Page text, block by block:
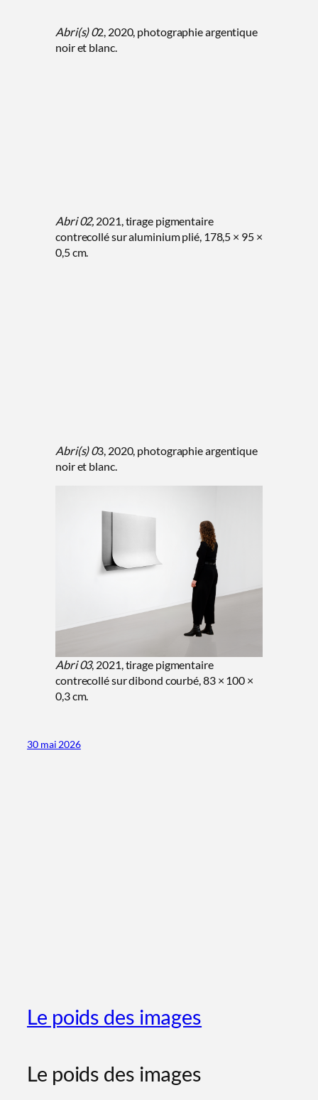
Abri(s) 02, 2020, photographie argentique
noir et blanc.
Abri 02, 2021, tirage pigmentaire
contrecollé sur aluminium plié, 178,5 × 95 ×
0,5 cm.
Abri(s) 03, 2020, photographie argentique
noir et blanc.
Abri 03, 2021, tirage pigmentaire
contrecollé sur dibond courbé, 83 × 100 ×
0,3 cm.
30 mai 2026
Le poids des images
Le poids des images